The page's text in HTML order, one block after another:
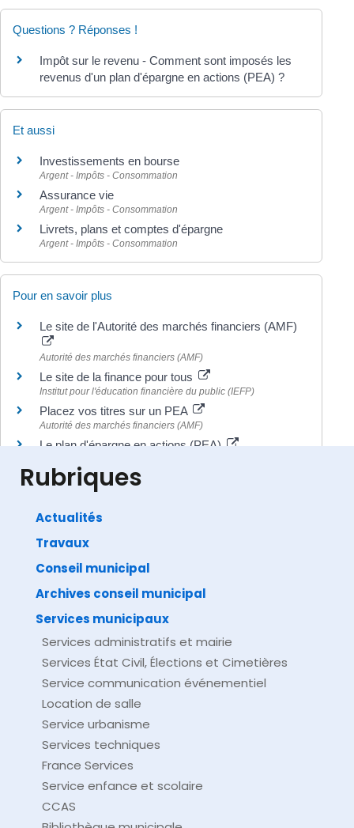
Questions ? Réponses !
Impôt sur le revenu - Comment sont imposés les
revenus d'un plan d'épargne en actions (PEA) ?
Et aussi
Investissements en bourse
Argent - Impôts - Consommation
Assurance vie
Argent - Impôts - Consommation
Livrets, plans et comptes d'épargne
Argent - Impôts - Consommation
Pour en savoir plus
Le site de l'Autorité des marchés financiers (AMF)
Autorité des marchés financiers (AMF)
Le site de la finance pour tous
Institut pour l'éducation financière du public (IEFP)
Placez vos titres sur un PEA
Autorité des marchés financiers (AMF)
Le plan d'épargne en actions (PEA)
Direction de l'information légale et administrative
Rubriques
Actualités
Travaux
Conseil municipal
Archives conseil municipal
Services municipaux
Services administratifs et mairie
Services État Civil, Élections et Cimetières
Service communication événementiel
Location de salle
Service urbanisme
Services techniques
France Services
Service enfance et scolaire
CCAS